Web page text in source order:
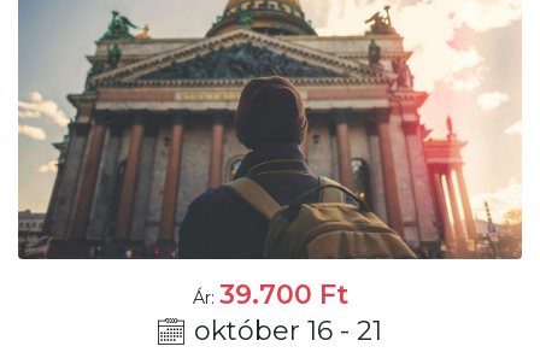
Ár: 39.700 Ft
október 16 - 21